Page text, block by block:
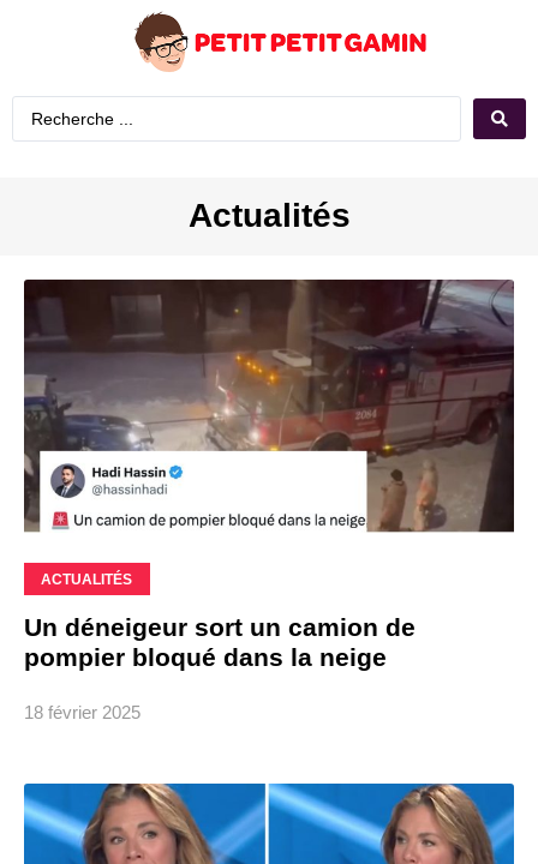
Actualités
ACTUALITÉS
Un déneigeur sort un camion de
pompier bloqué dans la neige
18 février 2025